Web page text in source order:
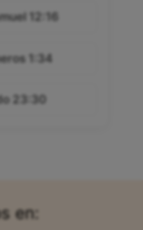
12:16
1:34
23:30
en: